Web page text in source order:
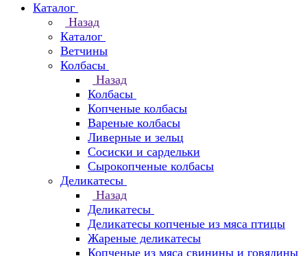
Каталог
Назад
Каталог
Ветчины
Колбасы
Назад
Колбасы
Копченые колбасы
Вареные колбасы
Ливерные и зельц
Сосиски и сардельки
Сырокопченые колбасы
Деликатесы
Назад
Деликатесы
Деликатесы копченые из мяса птицы
Жареные деликатесы
Копченые из мяса свинины и говядины